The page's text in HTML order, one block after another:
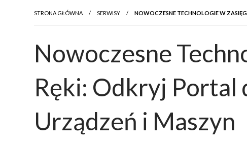
STRONA GŁÓWNA SERWISY NOWOCZESNE TECHNOLOGIE W
Nowoczesne
Ręki: Odkryj Portal
Urządzeń i Maszyn